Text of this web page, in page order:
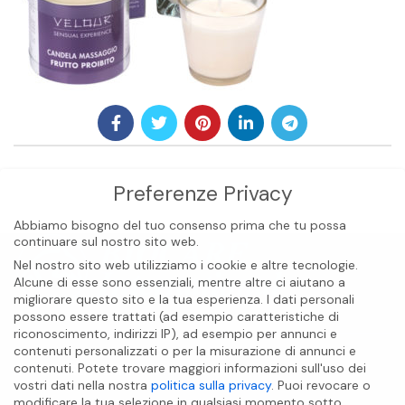
BIOCARE INTERNATIONAL S.A.S
Preferenze Privacy
Abbiamo bisogno del tuo consenso prima che tu possa
continuare sul nostro sito web.
Nel nostro sito web utilizziamo i cookie e altre tecnologie.
Alcune di esse sono essenziali, mentre altre ci aiutano a
migliorare questo sito e la tua esperienza. I dati personali
possono essere trattati (ad esempio caratteristiche di
riconoscimento, indirizzi IP), ad esempio per annunci e
contenuti personalizzati o per la misurazione di annunci e
contenuti. Potete trovare maggiori informazioni sull'uso dei
vostri dati nella nostra politica sulla privacy. Puoi revocare o